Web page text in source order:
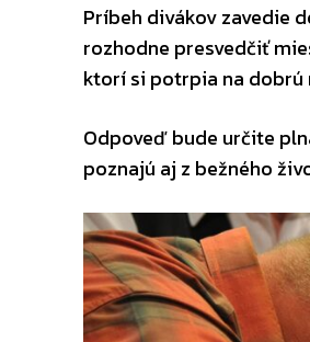
Príbeh divákov zavedie
rozhodne presvedčiť
ktorí si potrpia na dobrú
Odpoveď bude určite
poznajú aj z bežného